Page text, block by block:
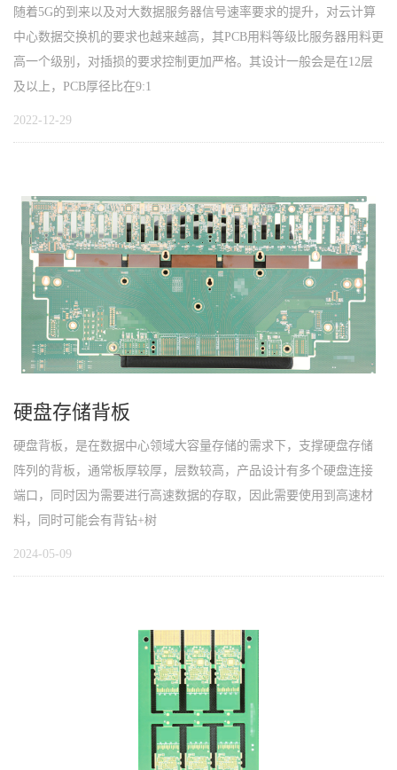
随着5G的到来以及对大数据服务器信号速率要求的提升，对云计算
中心数据交换机的要求也越来越高，其PCB用料等级比服务器用料更
高一个级别，对插损的要求控制更加严格。其设计一般会是在12层
及以上，PCB厚径比在9:1
2022-12-29
硬盘存储背板
硬盘背板，是在数据中心领域大容量存储的需求下，支撑硬盘存储
阵列的背板，通常板厚较厚，层数较高，产品设计有多个硬盘连接
端口，同时因为需要进行高速数据的存取，因此需要使用到高速材
料，同时可能会有背钻+树
2024-05-09